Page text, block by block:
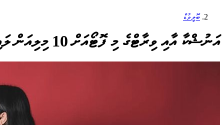
ބޮލީވުޑް
އަނުޝްކާ އާއި ވިރާޓްގެ މި ފޮޓޯއަށް 10 މިލިއަން ލައިކްސް